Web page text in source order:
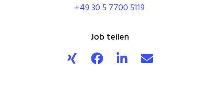
+49 30 5 7700 5119
Job teilen